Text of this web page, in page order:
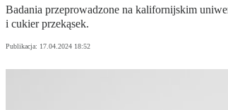
Badania przeprowadzone na kalifornijskim
i cukier przekąsek.
Publikacja: 17.04.2024 18:52